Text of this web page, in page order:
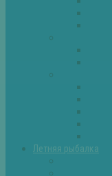
Летняя рыбалка